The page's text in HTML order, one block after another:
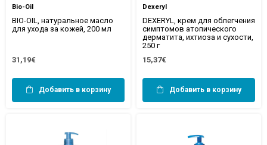
Bio-Oil
BIO-OIL, натуральное масло
для ухода за кожей, 200 мл
31,19€
Добавить в корзину
Dexeryl
DEXERYL, крем для облегчения
симптомов атопического
дерматита, ихтиоза и сухости,
250 г
15,37€
Добавить в корзину